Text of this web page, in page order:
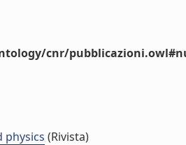
cnr/
physics (Rivista)